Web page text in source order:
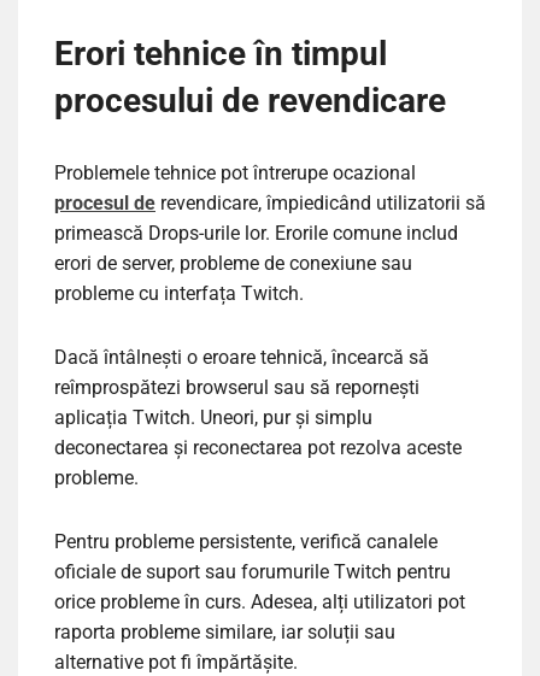
Erori tehnice în timpul
procesului de revendicare
Problemele tehnice pot întrerupe ocazional
procesul de revendicare, împiedicând utilizatorii să
primească Drops-urile lor. Erorile comune includ
erori de server, probleme de conexiune sau
probleme cu interfața Twitch.
Dacă întâlnești o eroare tehnică, încearcă să
reîmprospătezi browserul sau să repornești
aplicația Twitch. Uneori, pur și simplu
deconectarea și reconectarea pot rezolva aceste
probleme.
Pentru probleme persistente, verifică canalele
oficiale de suport sau forumurile Twitch pentru
orice probleme în curs. Adesea, alți utilizatori pot
raporta probleme similare, iar soluții sau
alternative pot fi împărtășite.